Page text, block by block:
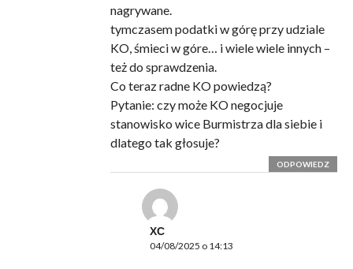
nagrywane.
tymczasem podatki w górę przy udziale
KO, śmieci w góre… i wiele wiele innych –
też do sprawdzenia.
Co teraz radne KO powiedzą?
Pytanie: czy może KO negocjuje
stanowisko wice Burmistrza dla siebie i
dlatego tak głosuje?
ODPOWIEDZ
XC
04/08/2025 o 14:13